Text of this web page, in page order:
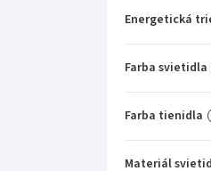
Energetická
Farba svietidla
Farba tienidla
Materiál